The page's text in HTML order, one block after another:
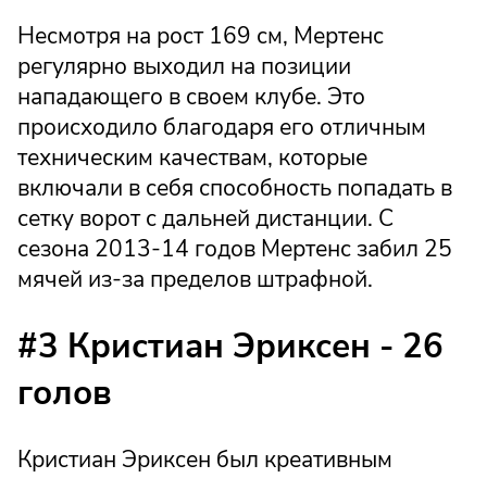
Несмотря на рост 169 см, Мертенс
регулярно выходил на позиции
нападающего в своем клубе. Это
происходило благодаря его отличным
техническим качествам, которые
включали в себя способность попадать в
сетку ворот с дальней дистанции. С
сезона 2013-14 годов Мертенс забил 25
мячей из-за пределов штрафной.
#3 Кристиан Эриксен - 26
голов
Кристиан Эриксен был креативным